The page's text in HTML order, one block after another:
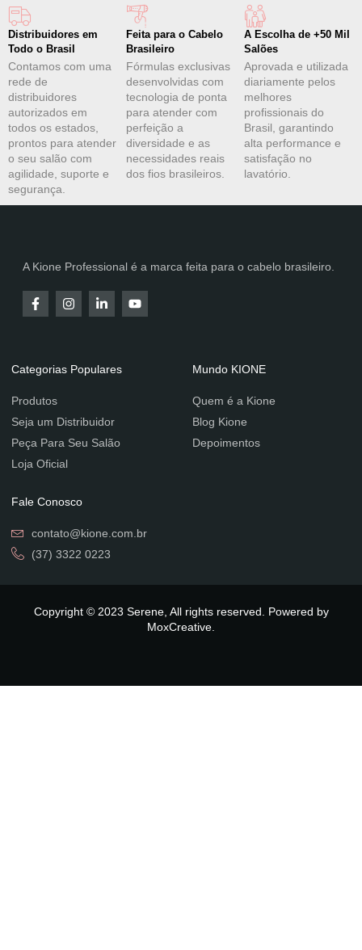
Distribuidores em
Todo o Brasil
Contamos com uma
rede de
distribuidores
autorizados em
todos os estados,
prontos para atender
o seu salão com
agilidade, suporte e
segurança.
Feita para o Cabelo
Brasileiro
Fórmulas exclusivas
desenvolvidas com
tecnologia de ponta
para atender com
perfeição a
diversidade e as
necessidades reais
dos fios brasileiros.
A Escolha de +50 Mil
Salões
Aprovada e utilizada
diariamente pelos
melhores
profissionais do
Brasil, garantindo
alta performance e
satisfação no
lavatório.
A Kione Professional é a marca feita para o cabelo brasileiro.
Categorias Populares
Produtos
Seja um Distribuidor
Peça Para Seu Salão
Loja Oficial
Mundo KIONE
Quem é a Kione
Blog Kione
Depoimentos
Fale Conosco
contato@kione.com.br
(37) 3322 0223
Copyright © 2023 Serene, All rights reserved. Powered by
MoxCreative.